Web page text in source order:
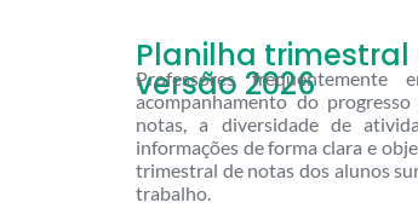
Planilha
versão 2026
Professores
acompanhamento do
notas, a diversidade de
informações de forma clara e
trimestral de notas dos alunos
trabalho.